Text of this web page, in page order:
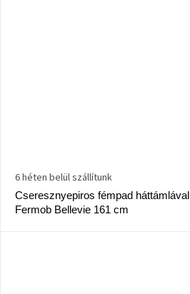
Cseresznyepiros fémpad háttámlával
Fermob Bellevie 161 cm
6 héten belül szállítunk